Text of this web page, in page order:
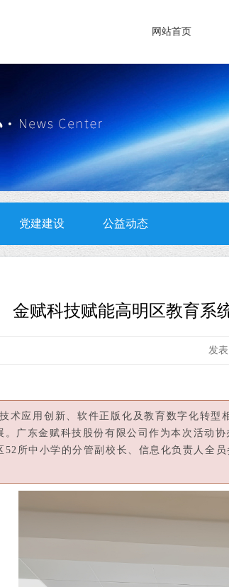
网站首页
党建建设 公益动态
金赋科技赋能高明区教育系
发
术应用创新、软件正版化及教育数字化转
。广东金赋科技股份有限公司作为本次活动
52所中小学的分管副校长、信息化负责人全